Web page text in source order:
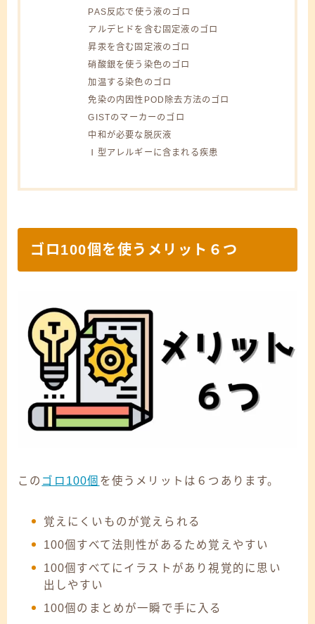
PAS反応で使う液のゴロ
アルデヒドを含む固定液のゴロ
昇汞を含む固定液のゴロ
硝酸銀を使う染色のゴロ
加温する染色のゴロ
免染の内因性POD除去方法のゴロ
GISTのマーカーのゴロ
中和が必要な脱灰液
Ⅰ型アレルギーに含まれる疾患
ゴロ100個を使うメリット６つ
この ゴロ100個 を使うメリットは６つあります。
覚えにくいものが覚えられる
100個すべて法則性があるため覚えやすい
100個すべてにイラストがあり視覚的に思い
出しやすい
100個のまとめが一瞬で手に入る